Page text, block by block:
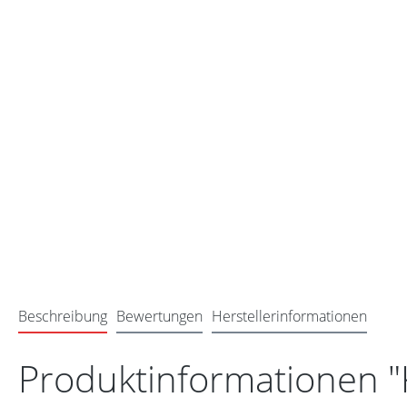
Beschreibung Bewertungen Herstellerinformationen
Produktinformationen